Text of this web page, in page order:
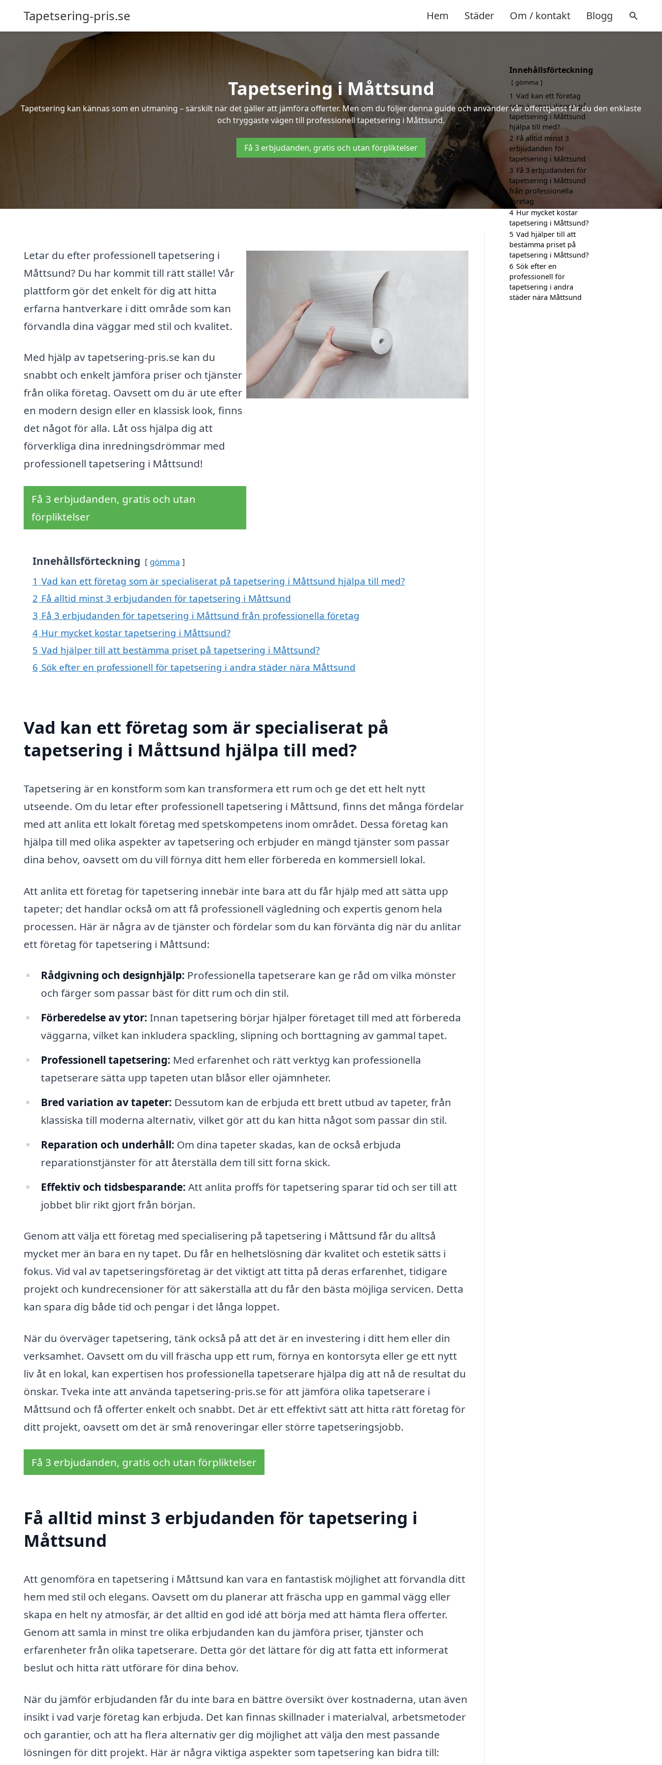
Tapetsering-pris.se Hem Städer Om / kontakt Blogg
Tapetsering i Måttsund
Tapetsering kan kännas som en utmaning – särskilt när det gäller att jämföra offerter. Men om du följer denna guide och använder vår offerttjänst får du den enklaste
och tryggaste vägen till professionell tapetsering i Måttsund.
Få 3 erbjudanden, gratis och utan förpliktelser
Letar du efter professionell tapetsering i
Måttsund? Du har kommit till rätt ställe! Vår
plattform gör det enkelt för dig att hitta
erfarna hantverkare i ditt område som kan
förvandla dina väggar med stil och kvalitet.
Med hjälp av tapetsering-pris.se kan du
snabbt och enkelt jämföra priser och tjänster
från olika företag. Oavsett om du är ute efter
en modern design eller en klassisk look, finns
det något för alla. Låt oss hjälpa dig att
förverkliga dina inredningsdrömmar med
professionell tapetsering i Måttsund!
Få 3 erbjudanden, gratis och utan
förpliktelser
Innehållsförteckning gömma
1 Vad kan ett företag som är specialiserat på tapetsering i Måttsund hjälpa till med?
2 Få alltid minst 3 erbjudanden för tapetsering i Måttsund
3 Få 3 erbjudanden för tapetsering i Måttsund från professionella företag
4 Hur mycket kostar tapetsering i Måttsund?
5 Vad hjälper till att bestämma priset på tapetsering i Måttsund?
6 Sök efter en professionell för tapetsering i andra städer nära Måttsund
Vad kan ett företag som är specialiserat på
tapetsering i Måttsund hjälpa till med?
Tapetsering är en konstform som kan transformera ett rum och ge det ett helt nytt
utseende. Om du letar efter professionell tapetsering i Måttsund, finns det många fördelar
med att anlita ett lokalt företag med spetskompetens inom området. Dessa företag kan
hjälpa till med olika aspekter av tapetsering och erbjuder en mängd tjänster som passar
dina behov, oavsett om du vill förnya ditt hem eller förbereda en kommersiell lokal.
Att anlita ett företag för tapetsering innebär inte bara att du får hjälp med att sätta upp
tapeter; det handlar också om att få professionell vägledning och expertis genom hela
processen. Här är några av de tjänster och fördelar som du kan förvänta dig när du anlitar
ett företag för tapetsering i Måttsund:
Rådgivning och designhjälp: Professionella tapetserare kan ge råd om vilka mönster
och färger som passar bäst för ditt rum och din stil.
Förberedelse av ytor: Innan tapetsering börjar hjälper företaget till med att förbereda
väggarna, vilket kan inkludera spackling, slipning och borttagning av gammal tapet.
Professionell tapetsering: Med erfarenhet och rätt verktyg kan professionella
tapetserare sätta upp tapeten utan blåsor eller ojämnheter.
Bred variation av tapeter: Dessutom kan de erbjuda ett brett utbud av tapeter, från
klassiska till moderna alternativ, vilket gör att du kan hitta något som passar din stil.
Reparation och underhåll: Om dina tapeter skadas, kan de också erbjuda
reparationstjänster för att återställa dem till sitt forna skick.
Effektiv och tidsbesparande: Att anlita proffs för tapetsering sparar tid och ser till att
jobbet blir rikt gjort från början.
Genom att välja ett företag med specialisering på tapetsering i Måttsund får du alltså
mycket mer än bara en ny tapet. Du får en helhetslösning där kvalitet och estetik sätts i
fokus. Vid val av tapetseringsföretag är det viktigt att titta på deras erfarenhet, tidigare
projekt och kundrecensioner för att säkerställa att du får den bästa möjliga servicen. Detta
kan spara dig både tid och pengar i det långa loppet.
När du överväger tapetsering, tänk också på att det är en investering i ditt hem eller din
verksamhet. Oavsett om du vill fräscha upp ett rum, förnya en kontorsyta eller ge ett nytt
liv åt en lokal, kan expertisen hos professionella tapetserare hjälpa dig att nå de resultat du
önskar. Tveka inte att använda tapetsering-pris.se för att jämföra olika tapetserare i
Måttsund och få offerter enkelt och snabbt. Det är ett effektivt sätt att hitta rätt företag för
ditt projekt, oavsett om det är små renoveringar eller större tapetseringsjobb.
Få 3 erbjudanden, gratis och utan förpliktelser
Få alltid minst 3 erbjudanden för tapetsering i
Måttsund
Att genomföra en tapetsering i Måttsund kan vara en fantastisk möjlighet att förvandla ditt
hem med stil och elegans. Oavsett om du planerar att fräscha upp en gammal vägg eller
skapa en helt ny atmosfär, är det alltid en god idé att börja med att hämta flera offerter.
Genom att samla in minst tre olika erbjudanden kan du jämföra priser, tjänster och
erfarenheter från olika tapetserare. Detta gör det lättare för dig att fatta ett informerat
beslut och hitta rätt utförare för dina behov.
När du jämför erbjudanden får du inte bara en bättre översikt över kostnaderna, utan även
insikt i vad varje företag kan erbjuda. Det kan finnas skillnader i materialval, arbetsmetoder
och garantier, och att ha flera alternativ ger dig möjlighet att välja den mest passande
lösningen för ditt projekt. Här är några viktiga aspekter som tapetsering kan bidra till:
Innehållsförteckning
gömma
1 Vad kan ett företag
som är specialiserat på
tapetsering i Måttsund
hjälpa till med?
2 Få alltid minst 3
erbjudanden för
tapetsering i Måttsund
3 Få 3 erbjudanden för
tapetsering i Måttsund
från professionella
företag
4 Hur mycket kostar
tapetsering i Måttsund?
5 Vad hjälper till att
bestämma priset på
tapetsering i Måttsund?
6 Sök efter en
professionell för
tapetsering i andra
städer nära Måttsund